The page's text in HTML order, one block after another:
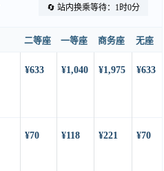
🔄 站内换乘等待：1时0分
二等座 一等座 商务座 无座
¥633 ¥1,040 ¥1,975 ¥633
¥70 ¥118 ¥221 ¥70